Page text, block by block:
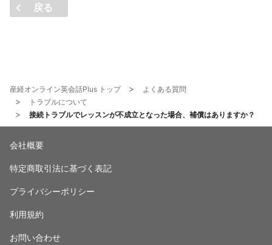
戻る
産経オンライン英会話Plus トップ
よくある質問
トラブルについて
接続トラブルでレッスンが不成立となった場合、補償はありますか？
会社概要
特定商取引法に基づく表記
プライバシーポリシー
利用規約
お問い合わせ